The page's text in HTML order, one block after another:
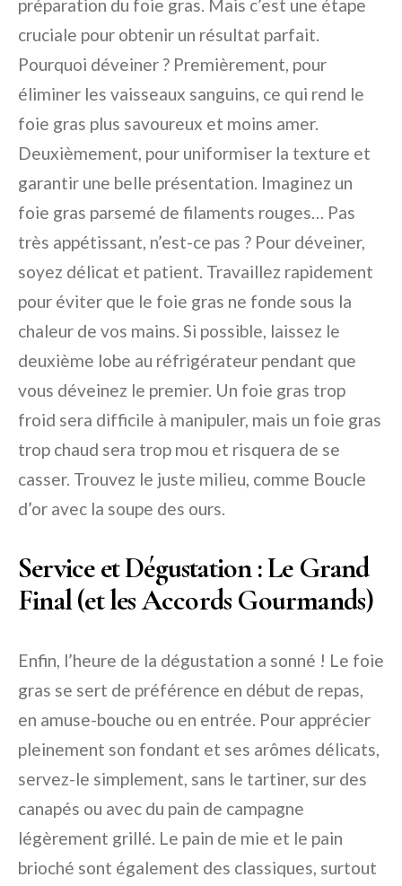
préparation du foie gras. Mais c’est une étape
cruciale pour obtenir un résultat parfait.
Pourquoi déveiner ? Premièrement, pour
éliminer les vaisseaux sanguins, ce qui rend le
foie gras plus savoureux et moins amer.
Deuxièmement, pour uniformiser la texture et
garantir une belle présentation. Imaginez un
foie gras parsemé de filaments rouges… Pas
très appétissant, n’est-ce pas ? Pour déveiner,
soyez délicat et patient. Travaillez rapidement
pour éviter que le foie gras ne fonde sous la
chaleur de vos mains. Si possible, laissez le
deuxième lobe au réfrigérateur pendant que
vous déveinez le premier. Un foie gras trop
froid sera difficile à manipuler, mais un foie gras
trop chaud sera trop mou et risquera de se
casser. Trouvez le juste milieu, comme Boucle
d’or avec la soupe des ours.
Service et Dégustation : Le Grand
Final (et les Accords Gourmands)
Enfin, l’heure de la dégustation a sonné ! Le foie
gras se sert de préférence en début de repas,
en amuse-bouche ou en entrée. Pour apprécier
pleinement son fondant et ses arômes délicats,
servez-le simplement, sans le tartiner, sur des
canapés ou avec du pain de campagne
légèrement grillé. Le pain de mie et le pain
brioché sont également des classiques, surtout